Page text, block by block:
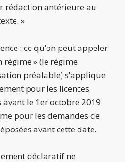
rédaction antérieure au
»
: ce qu’on peut appeler
régime » (le régime
préalable) s’applique
pour les licences
avant le 1er octobre 2019
pour les demandes de
avant cette date.
déclaratif ne